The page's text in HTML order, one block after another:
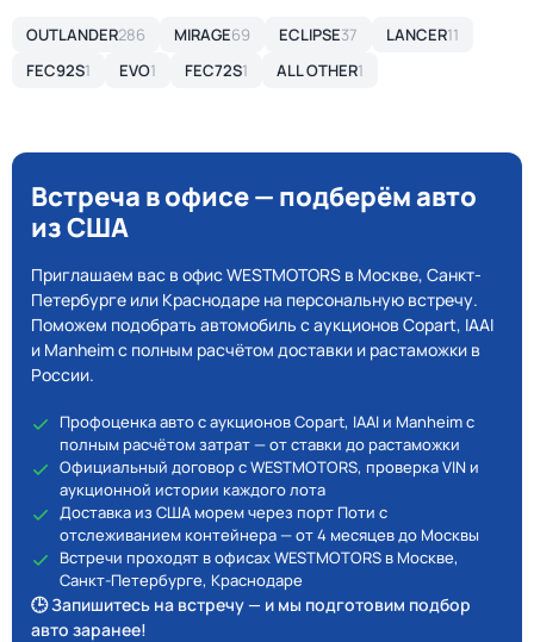
OUTLANDER286 MIRAGE69 ECLIPSE37 LANCER11
FEC92S1 EVO1 FEC72S1 ALL OTHER1
Встреча в офисе — подберём авто
из США
Приглашаем вас в офис WESTMOTORS в Москве, Санкт-
Петербурге или Краснодаре на персональную встречу.
Поможем подобрать автомобиль с аукционов Copart, IAAI
и Manheim с полным расчётом доставки и растаможки в
России.
Профоценка авто с аукционов Copart, IAAI и Manheim с
полным расчётом затрат — от ставки до растаможки
Официальный договор с WESTMOTORS, проверка VIN и
аукционной истории каждого лота
Доставка из США морем через порт Поти с
отслеживанием контейнера — от 4 месяцев до Москвы
Встречи проходят в офисах WESTMOTORS в Москве,
Санкт-Петербурге, Краснодаре
🕒 Запишитесь на встречу — и мы подготовим подбор
авто заранее!